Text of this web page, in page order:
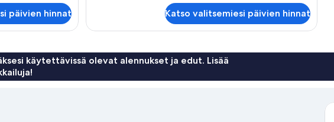
päivien hinnat
keskisuuri
parisänky
Katso valitsemiesi päivien hinnat
käytettävissä olevat alennukset ja edut. Lisää